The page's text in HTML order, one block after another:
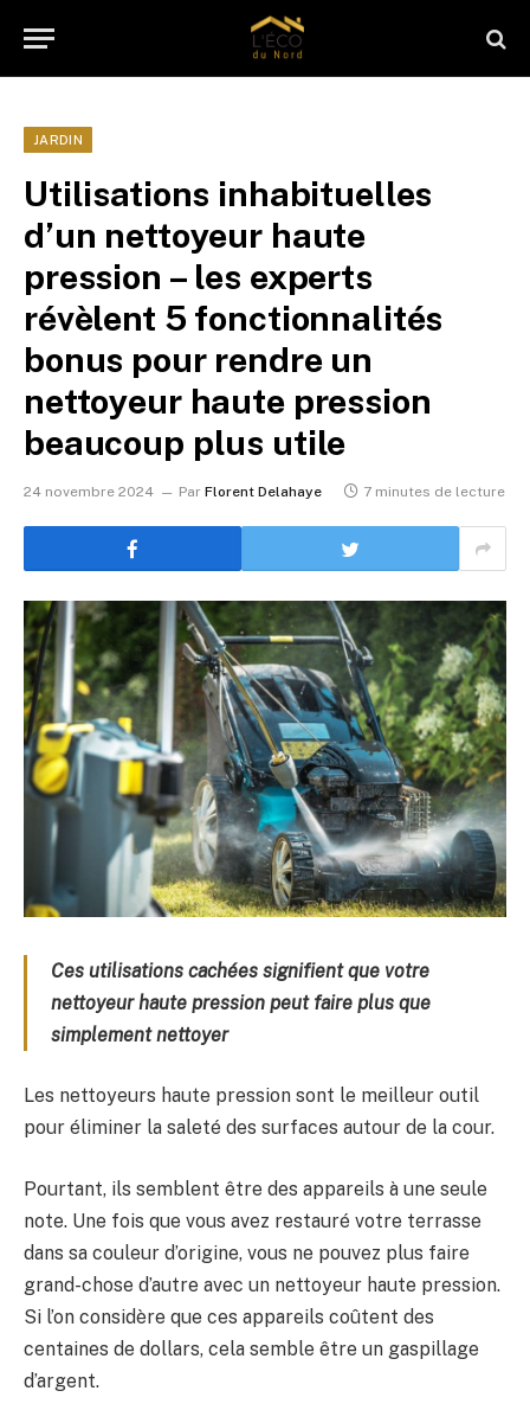
JARDIN
Utilisations inhabituelles
d’un nettoyeur haute
pression – les experts
révèlent 5 fonctionnalités
bonus pour rendre un
nettoyeur haute pression
beaucoup plus utile
24 novembre 2024 Par Florent Delahaye 7 minutes de lecture
Ces utilisations cachées signifient que votre
nettoyeur haute pression peut faire plus que
simplement nettoyer
Les nettoyeurs haute pression sont le meilleur outil
pour éliminer la saleté des surfaces autour de la cour.
Pourtant, ils semblent être des appareils à une seule
note. Une fois que vous avez restauré votre terrasse
dans sa couleur d’origine, vous ne pouvez plus faire
grand-chose d’autre avec un nettoyeur haute pression.
Si l’on considère que ces appareils coûtent des
centaines de dollars, cela semble être un gaspillage
d’argent.